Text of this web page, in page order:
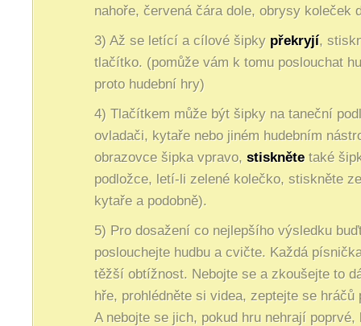
nahoře, červená čára dole, obrysy koleček
3) Až se letící a cílové šipky překryjí,
tlačítko. (pomůže vám k tomu poslouchat
proto hudební hry)
4) Tlačítkem může být šipky na taneční
ovladači, kytaře nebo jiném hudebním
obrazovce šipka vpravo, stiskněte také
podložce, letí-li zelené kolečko, stiskněte
kytaře a podobně).
5) Pro dosažení co nejlepšího výsledku
poslouchejte hudbu a cvičte. Každá
těžší obtížnost. Nebojte se a zkoušejte to
hře, prohlédněte si videa, zeptejte se hráčů
A nebojte se jich, pokud hru nehrají